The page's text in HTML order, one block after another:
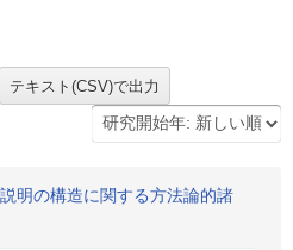
明の構造に関する方法論的諸